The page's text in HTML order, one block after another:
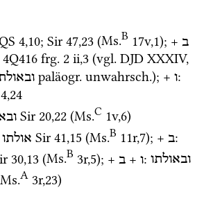
4,10; Sir 47,23 (Ms.B 17v,1); + ב
4Q416 frg. 2 ii,3 (vgl. DJD XXXIV,
paläogr. unwahrsch.); + ו
4,24
Sir 20,22 (Ms.C 1v,6)
אולתו Sir 41,15 (Ms.B 11r,7); + ב
30,13 (Ms.B 3r,5); + ב + ו: ובאולתו
Ms.A 3r,23)